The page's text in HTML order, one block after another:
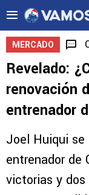
MERCADO
Revelado:
renovación
entrenador
Joel Huiqui
entrenador de
victorias y